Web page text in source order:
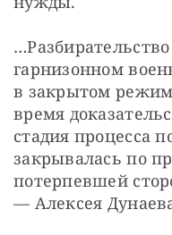
гарнизонном
в закрытом
время
стадия процесса
закрывалась по
потерпевшей
— Алексея